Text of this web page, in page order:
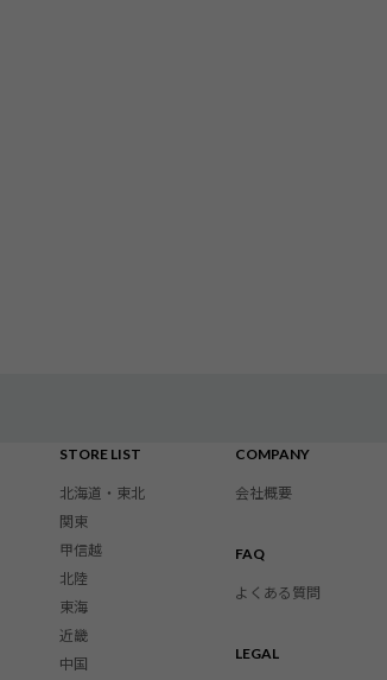
STORE LIST
北海道・東北
関東
甲信越
北陸
東海
近畿
中国
COMPANY
会社概要
FAQ
よくある質問
LEGAL